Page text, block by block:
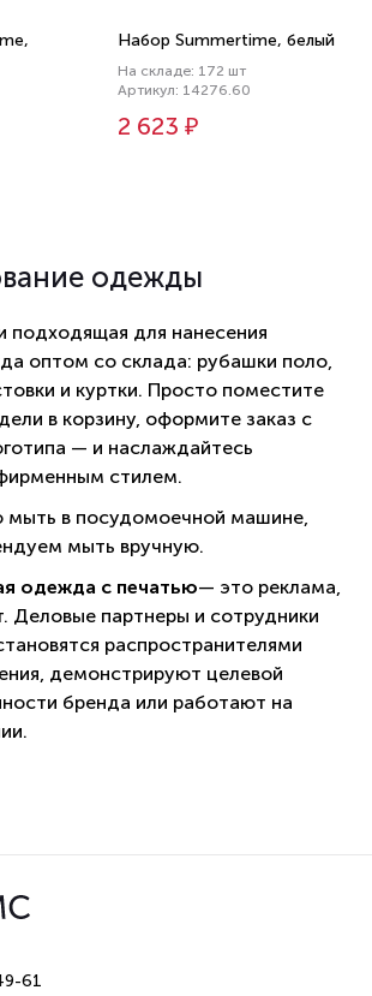
Набор Summertime, белый
На складе: 172 шт
Артикул: 14276.60
2 623 ₽
одежды
подходящая для нанесения
оптом со склада: рубашки поло,
и куртки. Просто поместите
в корзину, оформите заказ с
— и наслаждайтесь
стилем.
в посудомоечной машине,
мыть вручную.
одежда с печатью— это реклама,
Деловые партнеры и сотрудники
распространителями
демонстрируют целевой
бренда или работают на
61